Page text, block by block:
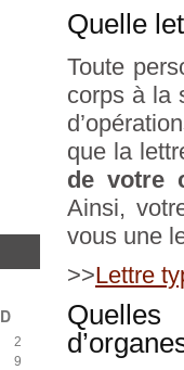
D
2
9
Quelle
Toute
corps à la
que la
de votre
Ainsi,
vous une
>>Lettre